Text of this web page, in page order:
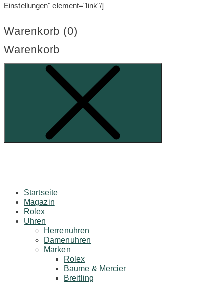
Einstellungen" element="link"/]
Warenkorb (0)
Warenkorb
Startseite
Magazin
Rolex
Uhren
Herrenuhren
Damenuhren
Marken
Rolex
Baume & Mercier
Breitling